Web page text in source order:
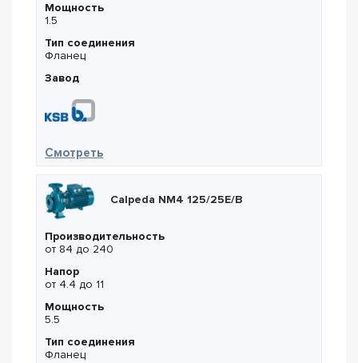
Мощность
1.5
Тип соединения
Фланец
Завод
Смотреть— KSB ETB 080-065-160/1,5 (арт.
Calpeda NM4 125/25E/B
Производительность
от 84 до 240
Напор
от 4.4 до 11
Мощность
5.5
Тип соединения
Фланец